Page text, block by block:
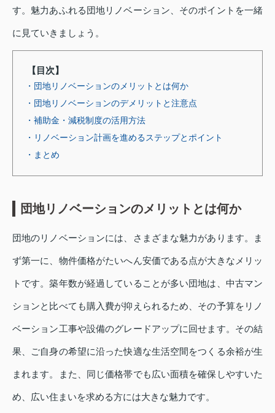
す。魅力あふれる団地リノベーション、そのポイントを一緒
に見ていきましょう。
【目次】
・団地リノベーションのメリットとは何か
・団地リノベーションのデメリットと注意点
・補助金・減税制度の活用方法
・リノベーション計画を進めるステップとポイント
・まとめ
団地リノベーションのメリットとは何か
団地のリノベーションには、さまざまな魅力があります。ま
ず第一に、物件価格がたいへん安価である点が大きなメリッ
トです。築年数が経過していることが多い団地は、中古マン
ションと比べても購入費が抑えられるため、その予算をリノ
ベーション工事や設備のグレードアップに回せます。その結
果、ご自身の希望に沿った快適な生活空間をつくる余裕が生
まれます。また、同じ価格帯でも広い面積を確保しやすいた
め、広い住まいを求める方には大きな魅力です。